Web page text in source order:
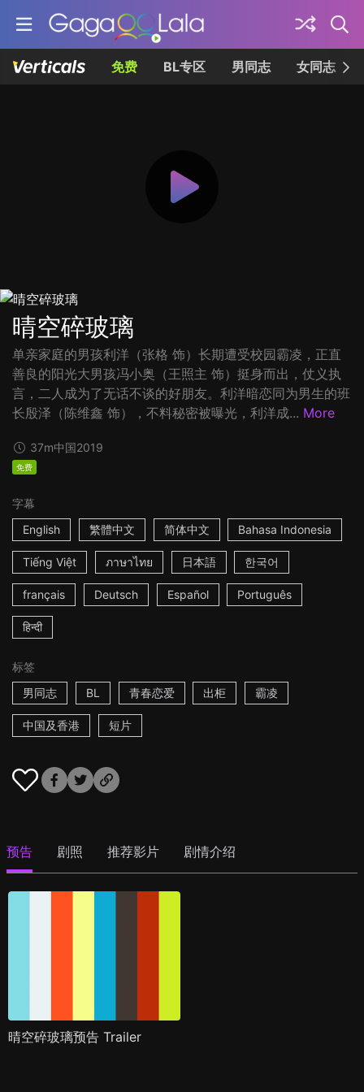
免费 BL专区 男同志 女同志
晴空碎玻璃
单亲家庭的男孩利洋（张格 饰）长期遭受校园霸凌，正直
善良的阳光大男孩冯小奥（王照主 饰）挺身而出，仗义执
言，二人成为了无话不谈的好朋友。利洋暗恋同为男生的班
长殷泽（陈维鑫 饰），不料秘密被曝光，利洋成... More
37m中国2019
免费
字幕
English
繁體中文 简体中文 Bahasa Indonesia
Tiếng Việt ภาษาไทย 日本語 한국어
français Deutsch Español Português
हिन्दी
标签
男同志
BL 青春恋爱 出柜 霸凌
中国及香港 短片
预告 剧照 推荐影片 剧情介绍
晴空碎玻璃预告 Trailer